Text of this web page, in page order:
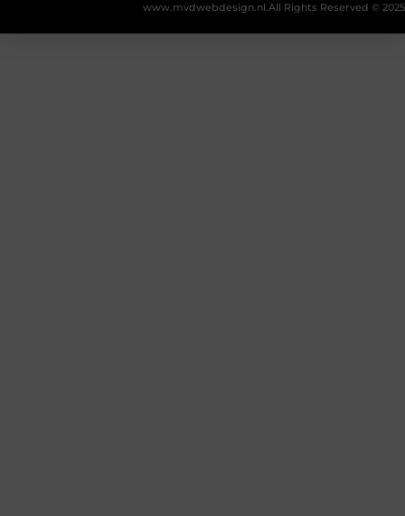
All Rights Reserved © 2025
www.mvdwebdesign.nl.